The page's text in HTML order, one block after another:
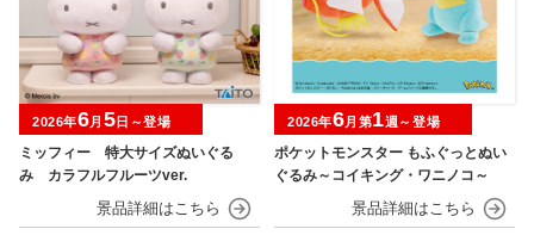
ミッフィー 特大サイズぬいぐる
み カラフルフルーツver.
2026年6月 5日～登場
ポケットモンスター もふぐっとぬい
ぐるみ～コイキング・ワニノコ～
2026年6月第1週～登場